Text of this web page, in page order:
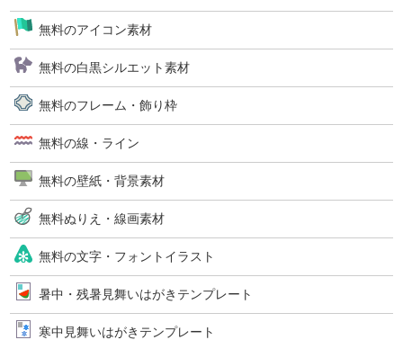
無料のアイコン素材
無料の白黒シルエット素材
無料のフレーム・飾り枠
無料の線・ライン
無料の壁紙・背景素材
無料ぬりえ・線画素材
無料の文字・フォントイラスト
暑中・残暑見舞いはがきテンプレート
寒中見舞いはがきテンプレート